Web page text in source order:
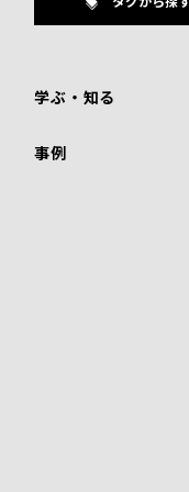
学ぶ・知る
事例